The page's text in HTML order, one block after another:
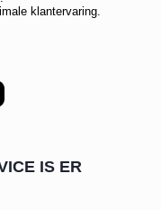
klantervaring.
IS ER